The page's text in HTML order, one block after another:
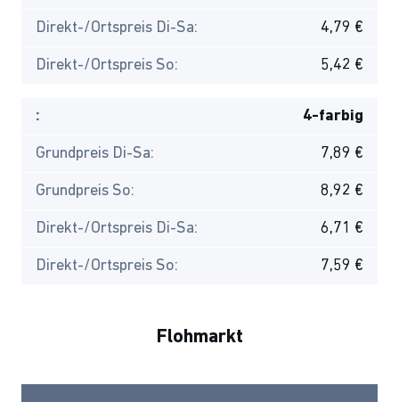
Direkt-/Ortspreis Di-Sa: 4,79 €
Direkt-/Ortspreis So: 5,42 €
: 4-farbig
Grundpreis Di-Sa: 7,89 €
Grundpreis So: 8,92 €
Direkt-/Ortspreis Di-Sa: 6,71 €
Direkt-/Ortspreis So: 7,59 €
Flohmarkt